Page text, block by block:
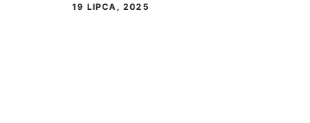
19 LIPCA, 2025